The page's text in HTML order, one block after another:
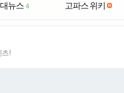
뉴스 4
고파스 위키
츠!